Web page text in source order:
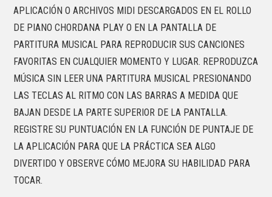
APLICACIÓN O ARCHIVOS MIDI DESCARGADOS EN EL ROLLO
DE PIANO CHORDANA PLAY O EN LA PANTALLA DE
PARTITURA MUSICAL PARA REPRODUCIR SUS CANCIONES
FAVORITAS EN CUALQUIER MOMENTO Y LUGAR. REPRODUZCA
MÚSICA SIN LEER UNA PARTITURA MUSICAL PRESIONANDO
LAS TECLAS AL RITMO CON LAS BARRAS A MEDIDA QUE
BAJAN DESDE LA PARTE SUPERIOR DE LA PANTALLA.
REGISTRE SU PUNTUACIÓN EN LA FUNCIÓN DE PUNTAJE DE
LA APLICACIÓN PARA QUE LA PRÁCTICA SEA ALGO
DIVERTIDO Y OBSERVE CÓMO MEJORA SU HABILIDAD PARA
TOCAR.